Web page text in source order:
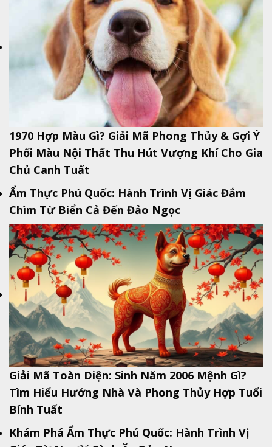
1970 Hợp Màu Gì? Giải Mã Phong Thủy & Gợi Ý
Phối Màu Nội Thất Thu Hút Vượng Khí Cho Gia
Chủ Canh Tuất
Ẩm Thực Phú Quốc: Hành Trình Vị Giác Đắm
Chìm Từ Biển Cả Đến Đảo Ngọc
Giải Mã Toàn Diện: Sinh Năm 2006 Mệnh Gì?
Tìm Hiểu Hướng Nhà Và Phong Thủy Hợp Tuổi
Bính Tuất
Khám Phá Ẩm Thực Phú Quốc: Hành Trình Vị